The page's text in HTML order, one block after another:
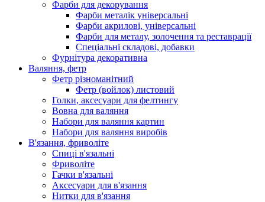
Фарби для декорування
Фарби металік універсальні
Фарби акрилові, універсальні
Фарби для металу, золочення та реставрації
Спеціальні складові, добавки
Фурнітура декоративна
Валяння, фетр
Фетр різноманітний
Фетр (войлок) листовий
Голки, аксесуари для фелтингу
Вовна для валяння
Набори для валяння картин
Набори для валяння виробів
В'язання, фриволіте
Спиці в'язальні
Фриволіте
Гачки в'язальні
Аксесуари для в'язання
Нитки для в'язання